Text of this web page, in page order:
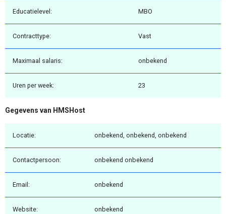
Educatielevel: MBO
Contracttype: Vast
Maximaal salaris: onbekend
Uren per week: 23
Gegevens van HMSHost
Locatie: onbekend, onbekend, onbekend
Contactpersoon: onbekend onbekend
Email: onbekend
Website: onbekend